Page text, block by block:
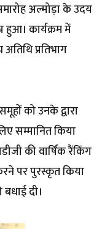
अल्मोड़ा के उदय
कार्यक्रम में
प्रतिभाग
को उनके द्वारा
सम्मानित किया
की वार्षिक रैंकिंग
पर पुरस्कृत किया
दी।